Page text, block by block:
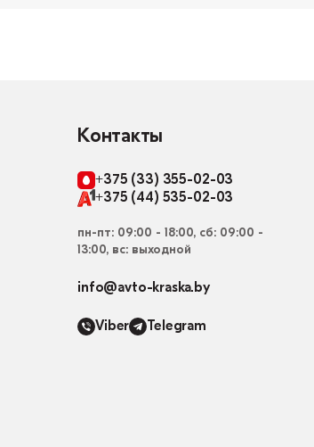
Контакты
+375 (33) 355-02-03
+375 (44) 535-02-03
пн-пт: 09:00 - 18:00, сб: 09:00 -
13:00, вс: выходной
info@avto-kraska.by
Viber Telegram